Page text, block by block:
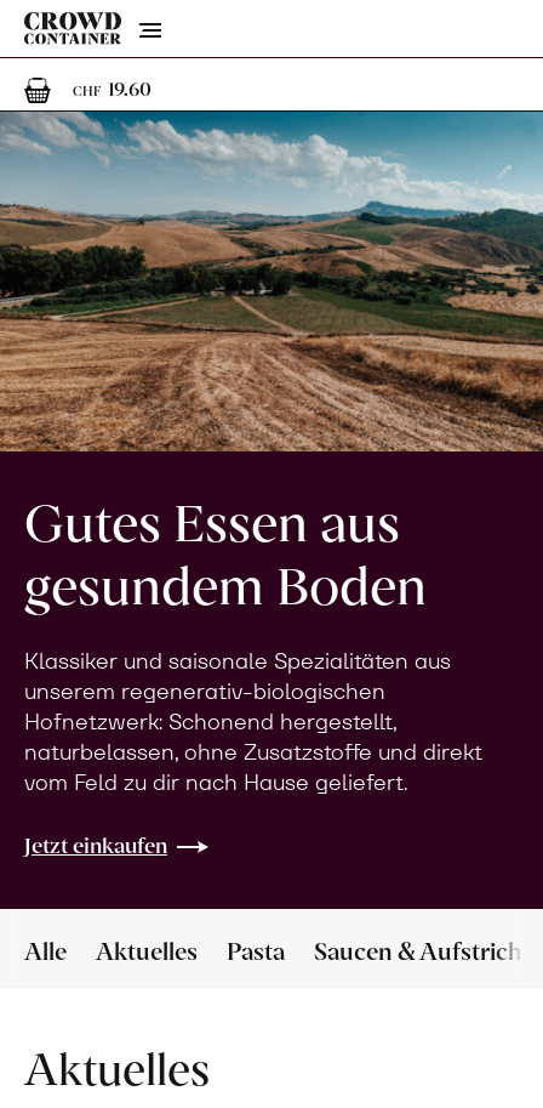
Menu
CHF 19.601 Artikel im Warenkorb
Gutes Essen aus
gesundem Boden
Klassiker und saisonale Spezialitäten aus
unserem regenerativ-biologischen
Hofnetzwerk: Schonend hergestellt,
naturbelassen, ohne Zusatzstoffe und direkt
vom Feld zu dir nach Hause geliefert.
Jetzt einkaufen
Alle Aktuelles Pasta Saucen & Aufstriche
Aktuelles